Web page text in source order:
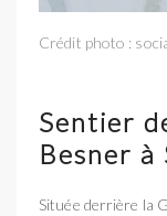
Crédit photo :
Sentier
Besner à
Située derrière la